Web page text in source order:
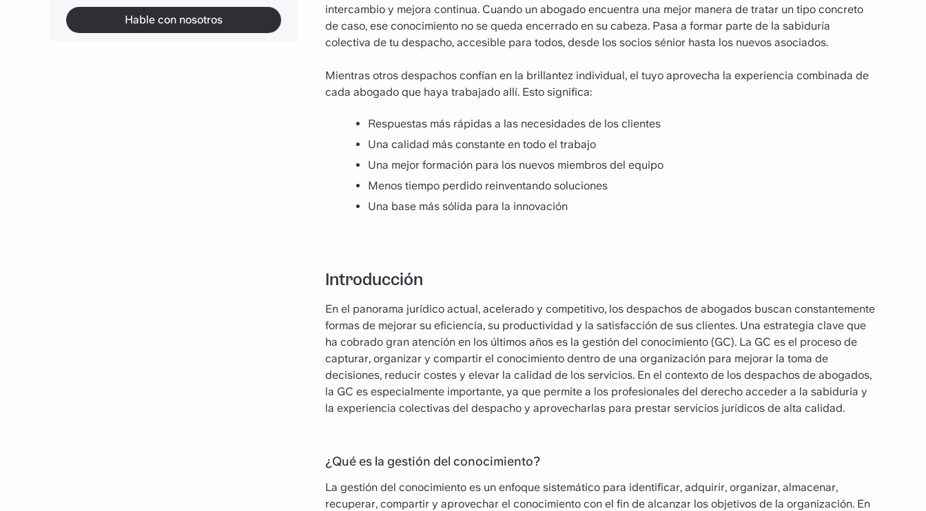
Superar las barreras habituales a la gestión del
conocimiento jurídicoHable con nosotros
intercambio y mejora continua. Cuando un abogado encuentra una mejor manera de tratar un tipo concreto
de caso, ese conocimiento no se queda encerrado en su cabeza. Pasa a formar parte de la sabiduría
colectiva de tu despacho, accesible para todos, desde los socios sénior hasta los nuevos asociados.
Mientras otros despachos confían en la brillantez individual, el tuyo aprovecha la experiencia combinada de
cada abogado que haya trabajado allí. Esto significa:
Respuestas más rápidas a las necesidades de los clientes
Una calidad más constante en todo el trabajo
Una mejor formación para los nuevos miembros del equipo
Menos tiempo perdido reinventando soluciones
Una base más sólida para la innovación
Introducción
En el panorama jurídico actual, acelerado y competitivo, los despachos de abogados buscan constantemente
formas de mejorar su eficiencia, su productividad y la satisfacción de sus clientes. Una estrategia clave que
ha cobrado gran atención en los últimos años es la gestión del conocimiento (GC). La GC es el proceso de
capturar, organizar y compartir el conocimiento dentro de una organización para mejorar la toma de
decisiones, reducir costes y elevar la calidad de los servicios. En el contexto de los despachos de abogados,
la GC es especialmente importante, ya que permite a los profesionales del derecho acceder a la sabiduría y
la experiencia colectivas del despacho y aprovecharlas para prestar servicios jurídicos de alta calidad.
¿Qué es la gestión del conocimiento?
La gestión del conocimiento es un enfoque sistemático para identificar, adquirir, organizar, almacenar,
recuperar, compartir y aprovechar el conocimiento con el fin de alcanzar los objetivos de la organización. En